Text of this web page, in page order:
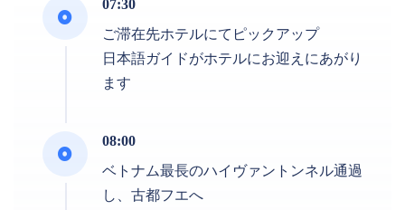
07:30
ご滞在先ホテルにてピックアップ
日本語ガイドがホテルにお迎えにあがり
ます
08:00
ベトナム最長のハイヴァントンネル通過
し、古都フエへ